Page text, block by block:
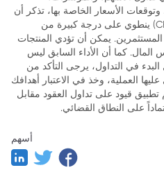
الأسعار الخاصة بها، تذكر أن
تداول العقود مقابل الفروقات (CFDs) ينطوي على درجة كبيرة من
يمكن أن تؤدي المنتجات
المال. كما أن الأداء السابق ليس
في التداول، يرجى التأكد من
العملية، وخذ في الاعتبار أهدافك
قيود على تداول العقود مقابل
على النطاق القضائي.
أسهم